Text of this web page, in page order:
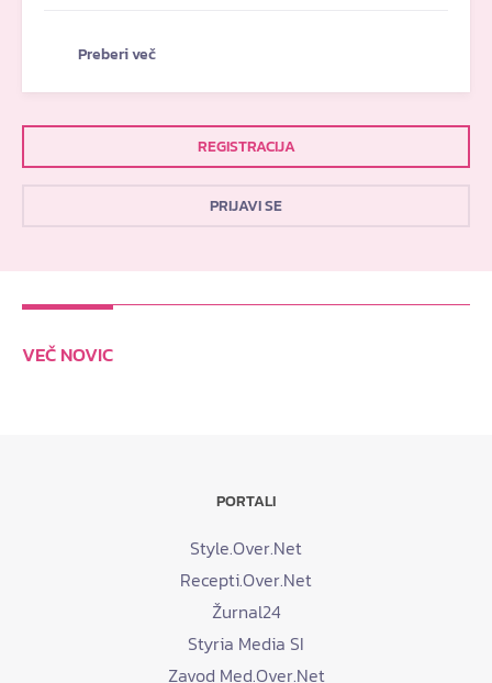
Preberi več
REGISTRACIJA
PRIJAVI SE
VEČ NOVIC
PORTALI
Style.Over.Net
Recepti.Over.Net
Žurnal24
Styria Media SI
Zavod Med.Over.Net